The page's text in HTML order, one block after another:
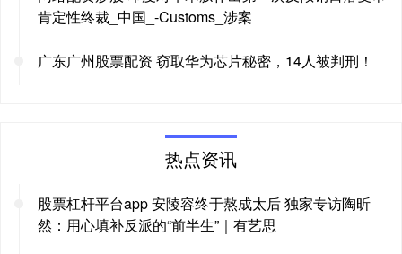
肯定性终裁_中国_-Customs_涉案
广东广州股票配资 窃取华为芯片秘密，14人被判刑！
热点资讯
股票杠杆平台app 安陵容终于熬成太后 独家专访陶昕
然：用心填补反派的“前半生”｜有艺思